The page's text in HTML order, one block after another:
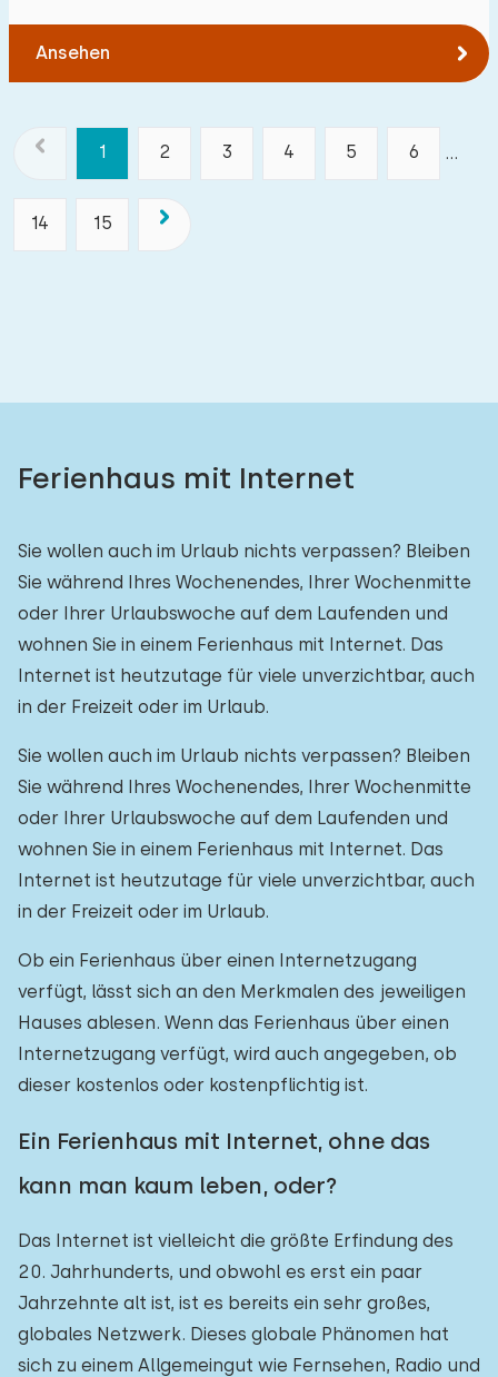
Ansehen
1 2 3 4 5 6 ...
14 15
Ferienhaus mit Internet
Sie wollen auch im Urlaub nichts verpassen? Bleiben
Sie während Ihres Wochenendes, Ihrer Wochenmitte
oder Ihrer Urlaubswoche auf dem Laufenden und
wohnen Sie in einem Ferienhaus mit Internet. Das
Internet ist heutzutage für viele unverzichtbar, auch
in der Freizeit oder im Urlaub.
Sie wollen auch im Urlaub nichts verpassen? Bleiben
Sie während Ihres Wochenendes, Ihrer Wochenmitte
oder Ihrer Urlaubswoche auf dem Laufenden und
wohnen Sie in einem Ferienhaus mit Internet. Das
Internet ist heutzutage für viele unverzichtbar, auch
in der Freizeit oder im Urlaub.
Ob ein Ferienhaus über einen Internetzugang
verfügt, lässt sich an den Merkmalen des jeweiligen
Hauses ablesen. Wenn das Ferienhaus über einen
Internetzugang verfügt, wird auch angegeben, ob
dieser kostenlos oder kostenpflichtig ist.
Ein Ferienhaus mit Internet, ohne das
kann man kaum leben, oder?
Das Internet ist vielleicht die größte Erfindung des
20. Jahrhunderts, und obwohl es erst ein paar
Jahrzehnte alt ist, ist es bereits ein sehr großes,
globales Netzwerk. Dieses globale Phänomen hat
sich zu einem Allgemeingut wie Fernsehen, Radio und